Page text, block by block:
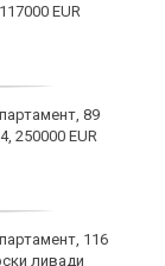
EUR
89
250000 EUR
116
ливади